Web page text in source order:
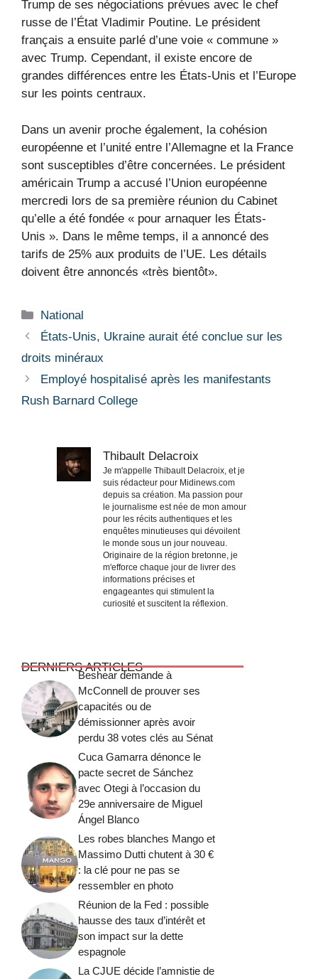
Trump de ses négociations prévues avec le chef
russe de l’État Vladimir Poutine. Le président
français a ensuite parlé d’une voie « commune »
avec Trump. Cependant, il existe encore de
grandes différences entre les États-Unis et l’Europe
sur les points centraux.
Dans un avenir proche également, la cohésion
européenne et l’unité entre l’Allemagne et la France
sont susceptibles d’être concernées. Le président
américain Trump a accusé l’Union européenne
mercredi lors de sa première réunion du Cabinet
qu’elle a été fondée « pour arnaquer les États-
Unis ». Dans le même temps, il a annoncé des
tarifs de 25% aux produits de l’UE. Les détails
doivent être annoncés «très bientôt».
Catégories
National
États-Unis, Ukraine aurait été conclue sur les
droits minéraux
Employé hospitalisé après les manifestants
Rush Barnard College
Thibault Delacroix
Je m'appelle Thibault Delacroix, et je
suis rédacteur pour Midinews.com
depuis sa création. Ma passion pour
le journalisme est née de mon amour
pour les récits authentiques et les
enquêtes minutieuses qui dévoilent
le monde sous un jour nouveau.
Originaire de la région bretonne, je
m'efforce chaque jour de livrer des
informations précises et
engageantes qui stimulent la
curiosité et suscitent la réflexion.
DERNIERS ARTICLES
Beshear demande à
McConnell de prouver ses
capacités ou de
démissionner après avoir
perdu 38 votes clés au Sénat
Cuca Gamarra dénonce le
pacte secret de Sánchez
avec Otegi à l’occasion du
29e anniversaire de Miguel
Ángel Blanco
Les robes blanches Mango et
Massimo Dutti chutent à 30 €
: la clé pour ne pas se
ressembler en photo
Réunion de la Fed : possible
hausse des taux d’intérêt et
son impact sur la dette
espagnole
La CJUE décide l’amnistie de